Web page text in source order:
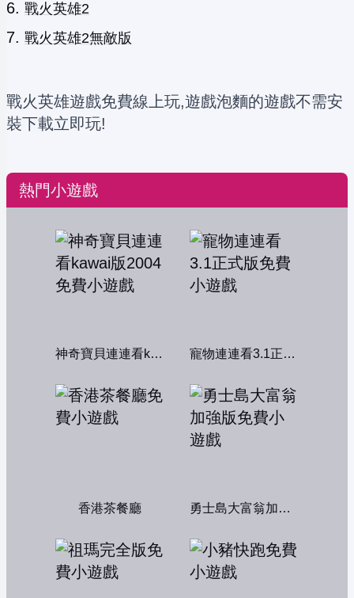
戰火英雄2
戰火英雄2無敵版
戰火英雄遊戲免費線上玩,遊戲泡麵的遊戲不需安
裝下載立即玩!
熱門小遊戲
神奇寶貝連連看kawai版2004 寵物連連看3.1正式版
香港茶餐廳 勇士島大富翁加強版